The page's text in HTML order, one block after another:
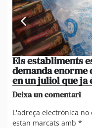
Els establiments
demanda enorme
en un juliol que ja
Deixa un comentari
L'adreça electrònica no
estan marcats amb *